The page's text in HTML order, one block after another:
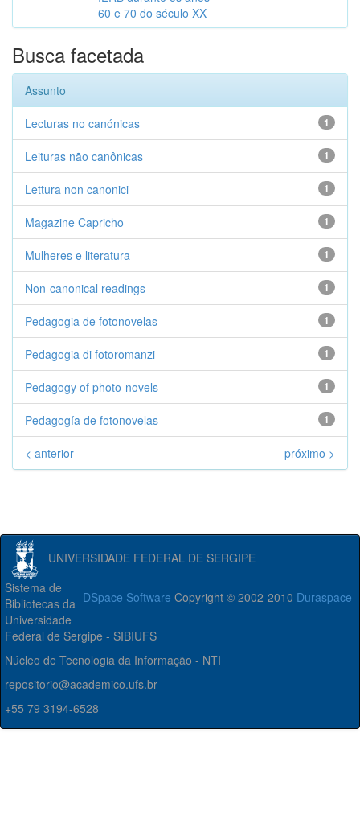
60 e 70 do século XX
Busca facetada
Assunto
1
Lecturas no canónicas
1
Leituras não canônicas
1
Lettura non canonici
1
Magazine Capricho
1
Mulheres e literatura
1
Non-canonical readings
1
Pedagogia de fotonovelas
1
Pedagogia di fotoromanzi
1
Pedagogy of photo-novels
1
Pedagogía de fotonovelas
< anterior próximo >
UNIVERSIDADE FEDERAL DE SERGIPE
DSpace Software Copyright © 2002-2010 Duraspace
Sistema de
Bibliotecas da
Universidade
Federal de Sergipe - SIBIUFS
Núcleo de Tecnologia da Informação - NTI
repositorio@academico.ufs.br
+55 79 3194-6528